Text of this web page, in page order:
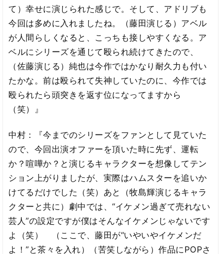
て）幸せに演じられた感じで。そして、アドリブも
今回は多めに入れましたね。（藤田演じる）アベル
が人間らしくなると、こっちも接しやすくなる。ア
ベルにシリーズを通じて殴られ続けてきたので、
（佐藤演じる）純也は今作ではかなり耐久力も付い
たかな。前は殴られて失神していたのに、今作では
殴られたら頭突きを返す位になってますから
（笑）』
中村：『今までのシリーズをファンとして見ていた
ので、今回出演オファーを頂いた時に先ず、運転
か？喧嘩か？と演じるキャラクターを想像してテン
ション上がりましたが、実際はハムスターを追いか
けてるだけでした（笑）あと（牧島輝演じるキャラ
クターと共に）劇中では、“イケメン過ぎて売れない
芸人”の設定ですが僕はそんなイケメンじゃないです
よ（笑） （ここで、藤田が“いやいやイケメンだ
よ！”と茶々を入れ）（苦笑しながら）作品にPOPさ